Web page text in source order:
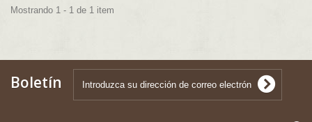
Mostrando 1 - 1 de 1 item
Boletín